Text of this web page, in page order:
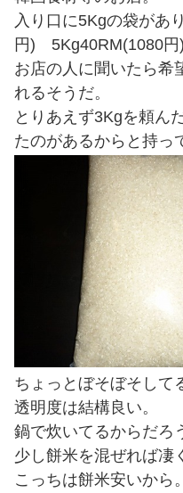
入り口に5Kgの袋があ
円) 5Kg40RM(1080円)
お店の人に聞いたら希
れるそうだ。
とりあえず3Kgを頼ん
たのがあるからと持っ
ちょっとぼそぼそして
透明度は結構良い。
鍋で炊いてるからだろ
少し餅米を混ぜれば凄
こっちは餅米安いから。